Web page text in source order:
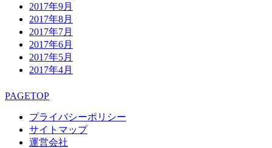
2017年9月
2017年8月
2017年7月
2017年6月
2017年5月
2017年4月
PAGETOP
プライバシーポリシー
サイトマップ
運営会社